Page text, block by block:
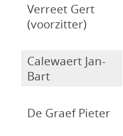
Verreet Gert
(voorzitter)
Calewaert Jan-
Bart
De Graef Pieter